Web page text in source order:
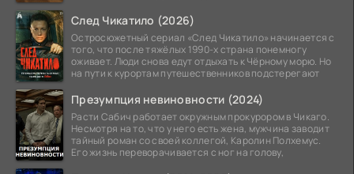
След Чикатило (2026)
Остросюжетный сериал «След Чикатило» начинается с
того, что после тяжёлых 1990-х страна понемногу
оживает. Люди снова едут отдыхать к Чёрному морю. Но
на пути к курортам путешественников подстерегают
Презумпция невиновности (2024)
Расти Сабич работает окружным прокурором в Чикаго.
Несмотря на то, что у него есть жена, мужчина заводит
тайный роман со своей коллегой, Каролин Полхемус.
Его жизнь переворачивается с ног на голову,